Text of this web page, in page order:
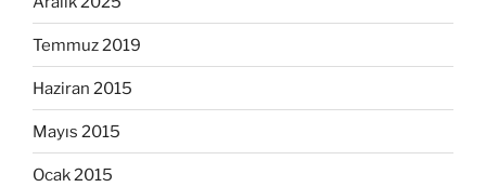
Temmuz 2019
Haziran 2015
Mayıs 2015
Ocak 2015